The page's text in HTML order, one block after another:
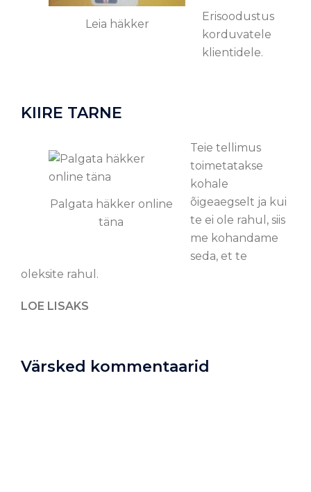
Leia häkker
Erisoodustus
korduvatele
klientidele.
KIIRE TARNE
Palgata häkker online
täna
Teie tellimus
toimetatakse
kohale
õigeaegselt ja kui
te ei ole rahul, siis
me kohandame
seda, et te
oleksite rahul.
LOE LISAKS
Värsked kommentaarid